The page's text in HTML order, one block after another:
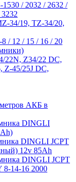
/ 2032 / 2632 /
34/19, TZ-34/20,
/ 12 / 15 / 16 / 20
22N, Z34/22 DC,
Z-45/25J DC,
АКБ в
DINGLI
DINGLI JCPT
12v 85Ah
DINGLI JCPT
14-16 2000